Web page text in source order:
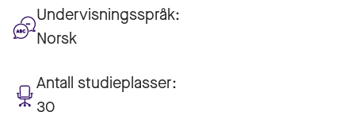
Undervisningsspråk:
Norsk
Antall studieplasser:
30